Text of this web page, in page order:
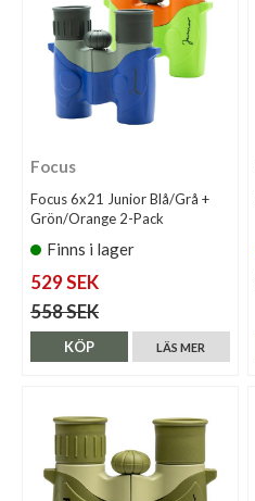
Focus
Focus 6x21 Junior Blå/Grå +
Grön/Orange 2-Pack
Finns i lager
529 SEK
558 SEK
LÄS MER
KÖP